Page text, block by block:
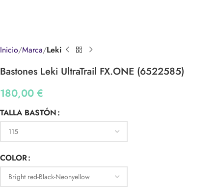
Inicio Marca Leki
Bastones Leki UltraTrail FX.ONE (6522585)
180,00 €
TALLA BASTÓN
COLOR